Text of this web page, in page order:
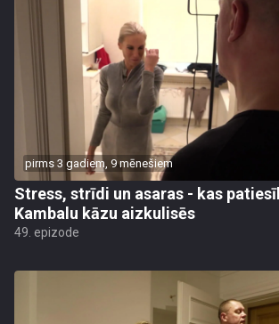
pirms 3 gadiem, 9 mēnešiem
Stress, strīdi un asaras - kas
Kambalu kāzu aizkulisēs
49. epizode